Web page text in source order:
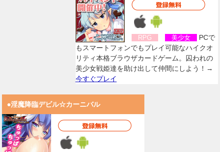
RPG 美少女
PCで
もスマートフォンでもプレイ可能なハイクオ
リティ本格ブラウザカードゲーム。囚われの
美少女戦姫達を助け出して仲間にしよう！→
今すぐプレイ
●淫魔降臨デビル☆カーニバル